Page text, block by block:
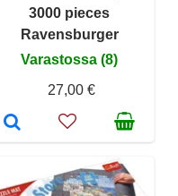
3000 pieces
Ravensburger
Varastossa (8)
27,00 €